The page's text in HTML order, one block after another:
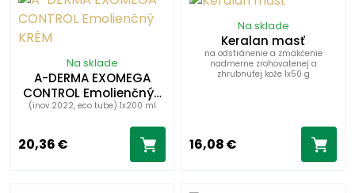
Na sklade
A-DERMA EXOMEGA
CONTROL Emolienčný…
(inov.2022, eco tube) 1x200 ml
20,36 €
Na sklade
Keralan masť
na odstránenie a zmäkčenie
nadmerne zrohovatenej a
zhrubnutej kože 1x50 g
16,08 €